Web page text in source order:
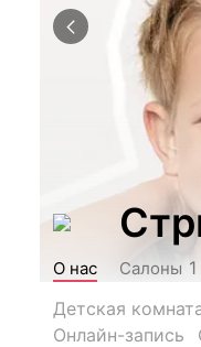
О нас Салоны 1
Детская
Онлайн-запись